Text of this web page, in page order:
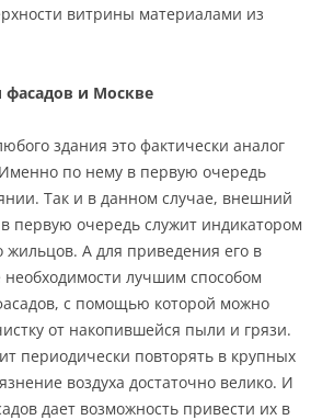
витрины материалами из
и Москве
здания это фактически аналог
по нему в первую очередь
Так и в данном случае, внешний
первую очередь служит индикатором
жильцов. А для приведения его в
необходимости лучшим способом
с помощью которой можно
от накопившейся пыли и грязи.
периодически повторять в крупных
воздуха достаточно велико. И
дает возможность привести их в